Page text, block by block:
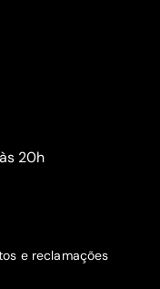
20h
e reclamações